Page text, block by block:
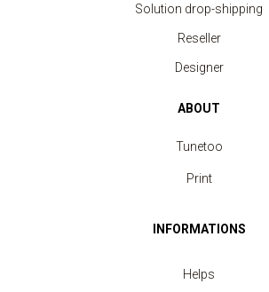
Solution drop-shipping
Reseller
Designer
ABOUT
Tunetoo
Print
INFORMATIONS
Helps